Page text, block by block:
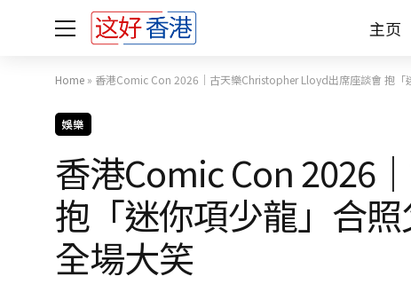
主页
Home » 香港Comic Con 2026｜古天樂Christopher Lloyd出席座談會 抱
娛樂
香港Comic Con 2026
抱「迷你項少龍」合照
全場大笑